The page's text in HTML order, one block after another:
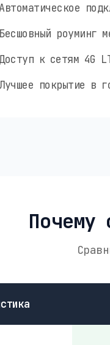
роуминг
к сетям 4G
покрытие в
Почему